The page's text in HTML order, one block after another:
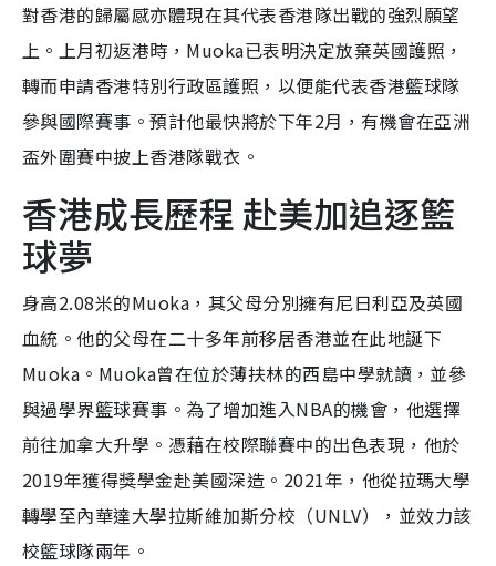
對香港的歸屬感亦體現在其代表香港隊出戰的強烈願望
上。上月初返港時，Muoka已表明決定放棄英國護照，
轉而申請香港特別行政區護照，以便能代表香港籃球隊
參與國際賽事。預計他最快將於下年2月，有機會在亞洲
盃外圍賽中披上香港隊戰衣。
香港成長歷程 赴美加追逐籃
球夢
身高2.08米的Muoka，其父母分別擁有尼日利亞及英國
血統。他的父母在二十多年前移居香港並在此地誕下
Muoka。Muoka曾在位於薄扶林的西島中學就讀，並參
與過學界籃球賽事。為了增加進入NBA的機會，他選擇
前往加拿大升學。憑藉在校際聯賽中的出色表現，他於
2019年獲得獎學金赴美國深造。2021年，他從拉瑪大學
轉學至內華達大學拉斯維加斯分校（UNLV），並效力該
校籃球隊兩年。